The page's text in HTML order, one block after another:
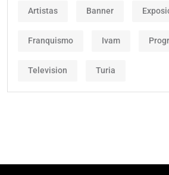
Artistas Banner
Franquismo Ivam
Television Turia